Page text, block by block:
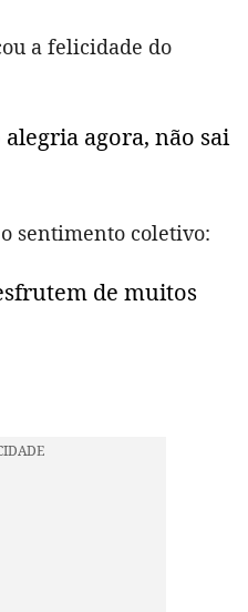
a felicidade do
agora, não sai
sentimento coletivo:
de muitos